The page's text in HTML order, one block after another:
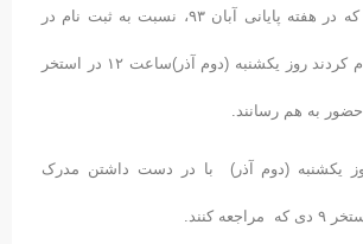
آن دسته از افرادی که در هفته پایانی آبان ۹۳، نسبت به ثبت نام در
آزمون چهارشنا اقدام کردند روز یکشنبه (دوم آذر)ساعت ۱۲ در استخر
یکشنبه (دوم آذر) با در دست داشتن مدرک
کنند.